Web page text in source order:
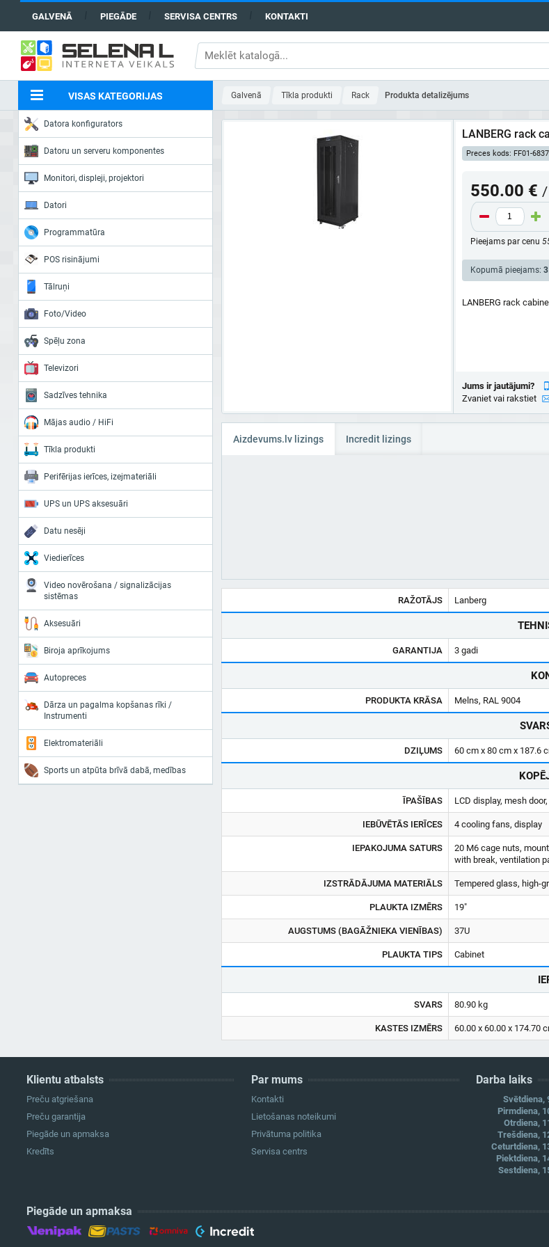
GALVENĀ PIEGĀDE SERVISA CENTRS KONTAKTI
VISAS KATEGORIJAS Galvenā Tīkla produkti Rack Produkta detalizējums
Datora konfigurators
Datoru un serveru komponentes
Monitori, displeji, projektori
Datori
Programmatūra
POS risinājumi
Tālruņi
Foto/Video
Spēļu zona
Televizori
Sadzīves tehnika
Mājas audio / HiFi
Tīkla produkti
Perifērijas ierīces, izejmateriāli
UPS un UPS aksesuāri
Datu nesēji
Viedierīces
Video novērošana / signalizācijas
sistēmas
Aksesuāri
Biroja aprīkojums
Autopreces
Dārza un pagalma kopšanas rīki /
Instrumenti
Elektromateriāli
Sports un atpūta brīvā dabā, medības
LANBERG rack
Preces kods: FF01-
550.00 € /
Pieejams par cenu
Kopumā pieejams:
LANBERG rack
Jums ir jautājumi?
Zvaniet vai rakstiet
Aizdevums.lv lizings Incredit lizings
RAŽOTĀJS Lanberg
GARANTIJA 3 gadi
PRODUKTA KRĀSA Melns, RAL 9004
DZIĻUMS 60 cm x 80 cm x 187.6
ĪPAŠĪBAS LCD display, mesh
IEBŪVĒTĀS IERĪCES 4 cooling fans, display
IEPAKOJUMA SATURS
20 M6 cage nuts,
with break, ventilation
IZSTRĀDĀJUMA MATERIĀLS Tempered glass, high-
PLAUKTA IZMĒRS 19"
AUGSTUMS (BAGĀŽNIEKA VIENĪBAS) 37U
PLAUKTA TIPS Cabinet
SVARS 80.90 kg
KASTES IZMĒRS 60.00 x 60.00 x 174.70
Klientu atbalsts
Preču atgriešana
Preču garantija
Piegāde un apmaksa
Kredīts
Par mums
Kontakti
Lietošanas noteikumi
Privātuma politika
Servisa centrs
Darba laiks
Svētdiena,
Pirmdiena,
Otrdiena,
Trešdiena,
Ceturtdiena,
Piektdiena,
Sestdiena,
Piegāde un apmaksa